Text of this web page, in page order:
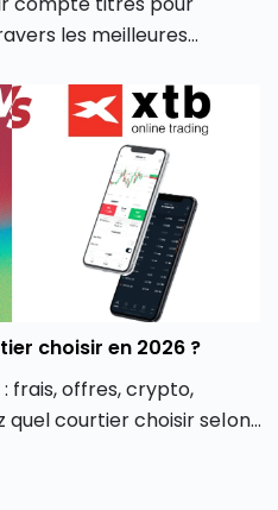
les meilleures
d’investissement
choisir en 2026 ?
frais, offres, crypto,
quel courtier choisir selon